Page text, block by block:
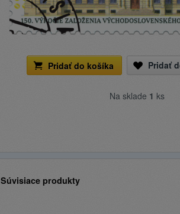
Pridať do košíka Pridať
Na sklade 1 ks
Súvisiace produkty